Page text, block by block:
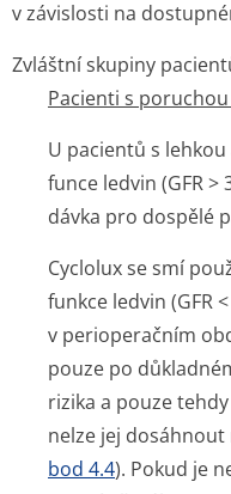
v závislosti na
Zvláštní skupiny
Pacienti s
U pacientů s
funce ledvin (GFR
dávka pro dospělé
Cyclolux se smí
funkce ledvin (GFR
v perioperačním
pouze po
rizika a pouze
nelze jej
bod 4.4). Pokud je